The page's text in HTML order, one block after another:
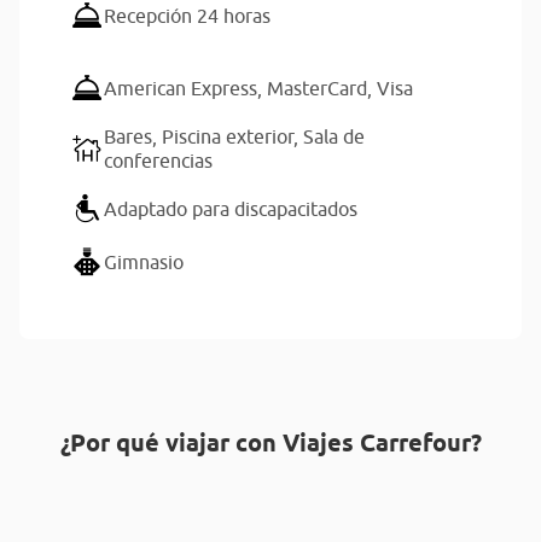
Recepción 24 horas
American Express, MasterCard, Visa
Bares, Piscina exterior, Sala de
conferencias
Adaptado para discapacitados
Gimnasio
¿Por qué viajar con Viajes Carrefour?